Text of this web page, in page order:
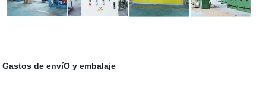
Gastos de envíO y embalaje